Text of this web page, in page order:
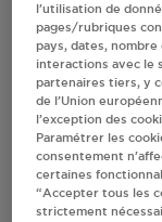
à
GARAGE
ORNE
l’utilisation de
pages/rubriques
pays, dates,
interactions avec le
partenaires tiers, y
de l’Union
l’exception des
Paramétrer les
consentement
certaines
“Accepter tous les
strictement